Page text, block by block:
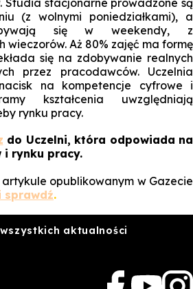
Studia stacjonarne prowadzone są
(z wolnymi poniedziałkami), a
się w weekendy, z
wieczorów. Aż 80% zajęć ma formę
się na zdobywanie realnych
przez pracodawców. Uczelnia
na kompetencje cyfrowe i
kształcenia uwzględniają
rynku pracy.
do Uczelni, która odpowiada na
rynku pracy.
opublikowanym w Gazecie
sprawdź.
aktualności